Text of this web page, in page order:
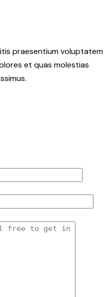
praesentium voluptatem
et quas molestias